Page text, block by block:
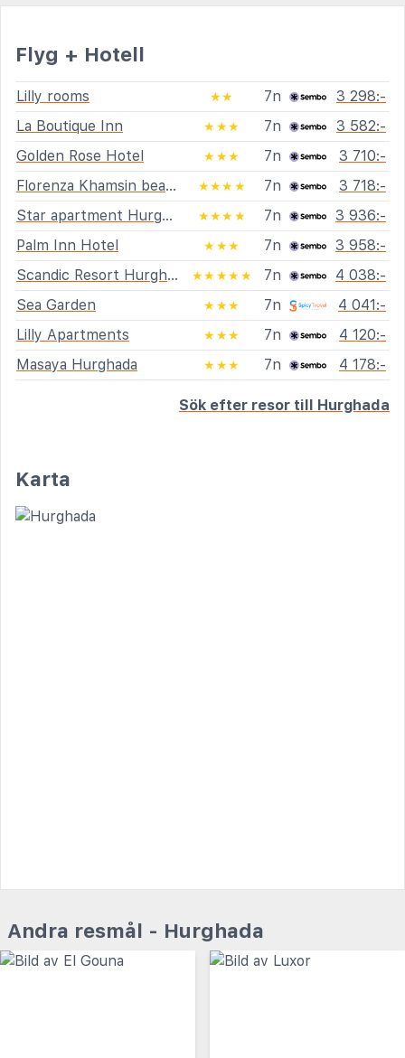
Flyg + Hotell
Lilly rooms ★★ 7n
3 298:-
La Boutique Inn
★★★ 7n
3 582:-
Golden Rose Hotel
★★★ 7n
3 710:-
Florenza Khamsin beach
★★★★ 7n
3 718:-
Star apartment Hurghada Arabia
★★★★ 7n
3 936:-
Palm Inn Hotel
★★★ 7n
3 958:-
Scandic Resort Hurghada
★★★★★ 7n
4 038:-
Sea Garden
★★★ 7n
4 041:-
Lilly Apartments
★★★ 7n
4 120:-
Masaya Hurghada
★★★ 7n 4 178:-
Sök efter resor till Hurghada
Karta
Andra resmål - Hurghada